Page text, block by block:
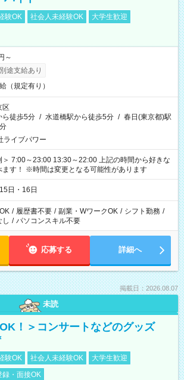
験OK 社会人未経験OK
大学生歓迎
～
途支給あり
（規定有り）
区
ら徒歩5分 / 水道橋駅から徒歩5分 / 春日(東京都)駅
ライブパワー
～23:00 13:30～22:00 上記の時間から好きな
ます！ ※時間は変更となる可能性があります
日・16日
/ 履歴書不要 / 副業・WワークOK / シフト勤務 /
し / パソコンスキル不要
応募する 詳細へ
掲載日：2026.08.07
未読
！＞コンサートなどのグッズ
験OK 社会人未経験OK
大学生歓迎
録・面接OK